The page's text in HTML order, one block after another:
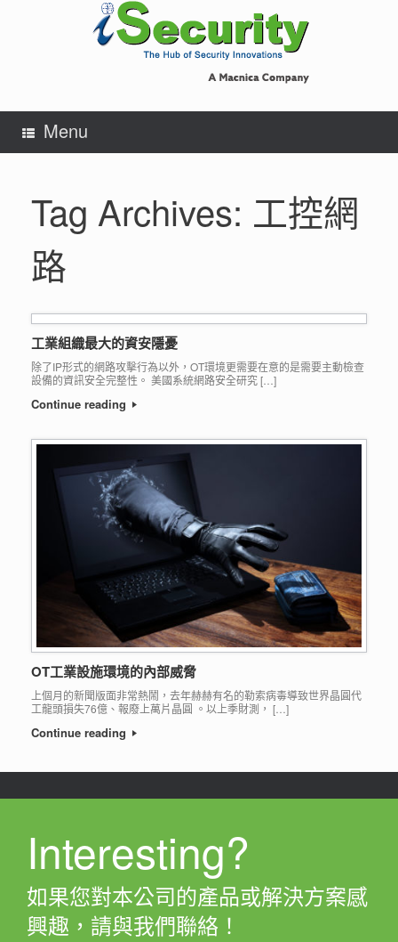
Menu
Tag Archives: 工控網
路
工業組織最大的資安隱憂
除了IP形式的網路攻擊行為以外，OT環境更需要在意的是需要主動檢查
設備的資訊安全完整性。 美國系統網路安全研究 […]
Continue reading
OT工業設施環境的內部威脅
上個月的新聞版面非常熱鬧，去年赫赫有名的勒索病毒導致世界晶圓代
工龍頭損失76億、報廢上萬片晶圓 。以上季財測， […]
Continue reading
Interesting?
如果您對本公司的產品或解決方案感
興趣，請與我們聯絡！